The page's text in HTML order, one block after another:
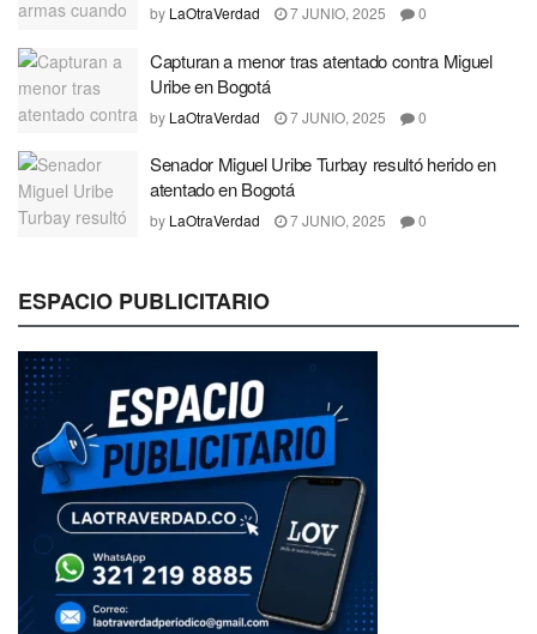
by LaOtraVerdad 7 JUNIO, 2025 0
Capturan a menor tras atentado contra Miguel
Uribe en Bogotá
by LaOtraVerdad 7 JUNIO, 2025 0
Senador Miguel Uribe Turbay resultó herido en
atentado en Bogotá
by LaOtraVerdad 7 JUNIO, 2025 0
ESPACIO PUBLICITARIO